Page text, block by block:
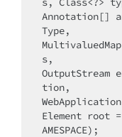
Annotation[]
Type,
s,
OutputStream
tion,
Element root =